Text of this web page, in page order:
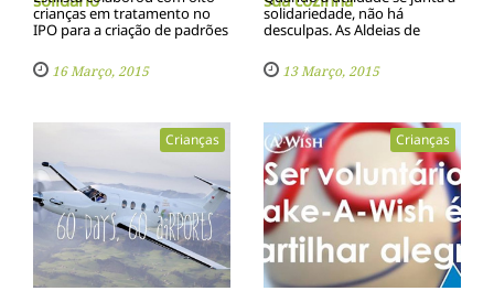
crianças em tratamento no
IPO para a criação de padrões
outono/inverno. Momento
arrancou aplausos
16 Março, 2015
solidariedade, não há
desculpas. As Aldeias de
uma empresa de fabrico e
comércio de cutelaria, para
13 Março, 2015
Crianças Crianças